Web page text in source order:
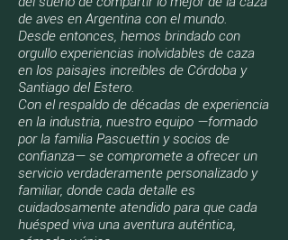
de aves en Argentina con el mundo.
Desde entonces, hemos brindado con
orgullo experiencias inolvidables de caza
en los paisajes increíbles de Córdoba y
Santiago del Estero.
Con el respaldo de décadas de experiencia
en la industria, nuestro equipo —formado
por la familia Pascuettin y socios de
confianza— se compromete a ofrecer un
servicio verdaderamente personalizado y
familiar, donde cada detalle es
cuidadosamente atendido para que cada
huésped viva una aventura auténtica,